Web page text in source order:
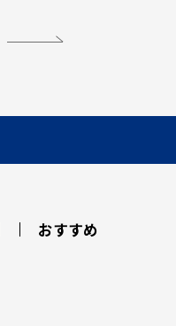
おすすめ